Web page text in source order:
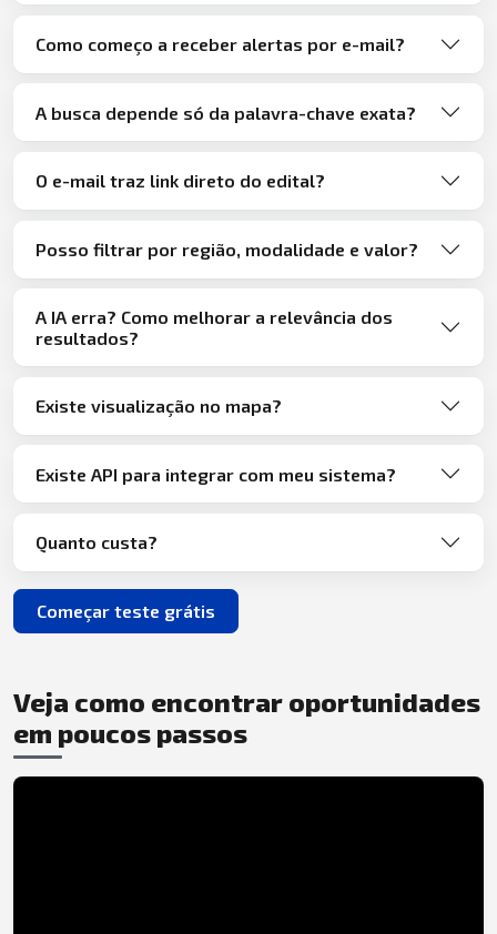
Como começo a receber alertas por e-mail?
A busca depende só da palavra-chave exata?
O e-mail traz link direto do edital?
Posso filtrar por região, modalidade e valor?
A IA erra? Como melhorar a relevância dos
resultados?
Existe visualização no mapa?
Existe API para integrar com meu sistema?
Quanto custa?
Começar teste grátis
Veja como encontrar oportunidades
em poucos passos